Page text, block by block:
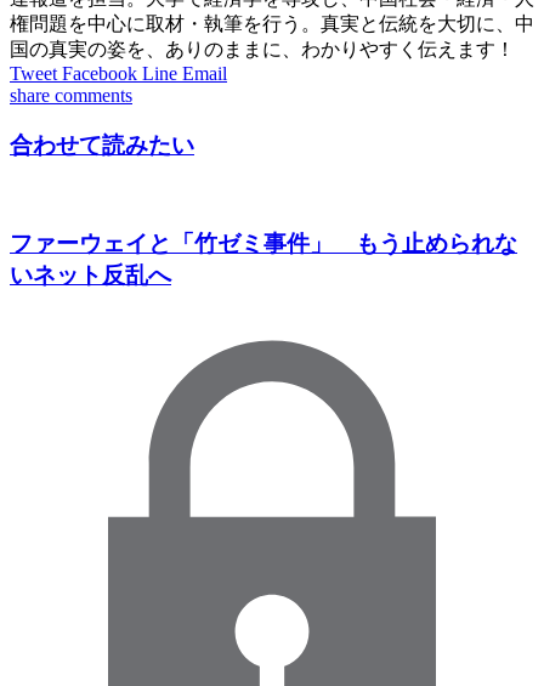
権問題を中心に取材・執筆を行う。真実と伝統を大切に、中
国の真実の姿を、ありのままに、わかりやすく伝えます！
Tweet Facebook Line Email
share comments
合わせて読みたい
ファーウェイと「竹ゼミ事件」 もう止められな
いネット反乱へ